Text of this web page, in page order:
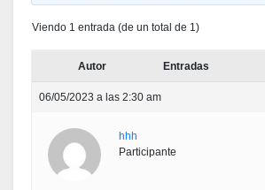
Viendo 1 entrada (de un total de 1)
Autor Entradas
06/05/2023 a las 2:30 am
hhh
Participante